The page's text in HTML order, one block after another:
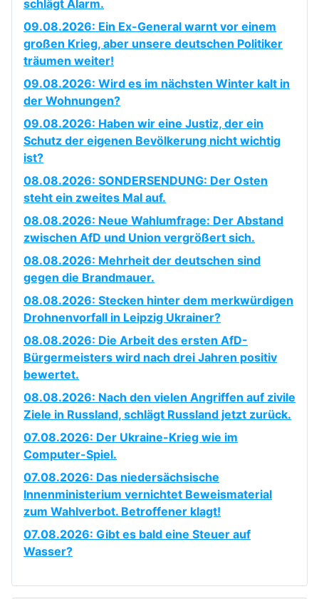
schlägt Alarm.
09.08.2026: Ein Ex-General warnt vor einem
großen Krieg, aber unsere deutschen Politiker
träumen weiter!
09.08.2026: Wird es im nächsten Winter kalt in
der Wohnungen?
09.08.2026: Haben wir eine Justiz, der ein
Schutz der eigenen Bevölkerung nicht wichtig
ist?
08.08.2026: SONDERSENDUNG: Der Osten
steht ein zweites Mal auf.
08.08.2026: Neue Wahlumfrage: Der Abstand
zwischen AfD und Union vergrößert sich.
08.08.2026: Mehrheit der deutschen sind
gegen die Brandmauer.
08.08.2026: Stecken hinter dem merkwürdigen
Drohnenvorfall in Leipzig Ukrainer?
08.08.2026: Die Arbeit des ersten AfD-
Bürgermeisters wird nach drei Jahren positiv
bewertet.
08.08.2026: Nach den vielen Angriffen auf zivile
Ziele in Russland, schlägt Russland jetzt zurück.
07.08.2026: Der Ukraine-Krieg wie im
Computer-Spiel.
07.08.2026: Das niedersächsische
Innenministerium vernichtet Beweismaterial
zum Wahlverbot. Betroffener klagt!
07.08.2026: Gibt es bald eine Steuer auf
Wasser?